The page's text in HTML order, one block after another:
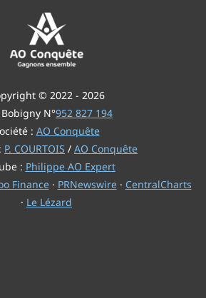
© 2022 - 2026
Bobigny N°952 827 194
: AO Conquête
P. COURTOIS / AO Conquête
: Philippe AO Expert
Finance· PRNewswire· CentralCharts
· Le Lézard